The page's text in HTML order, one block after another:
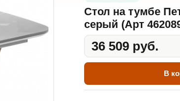
Стол на тумбе
серый (Арт
36 509 руб.
В